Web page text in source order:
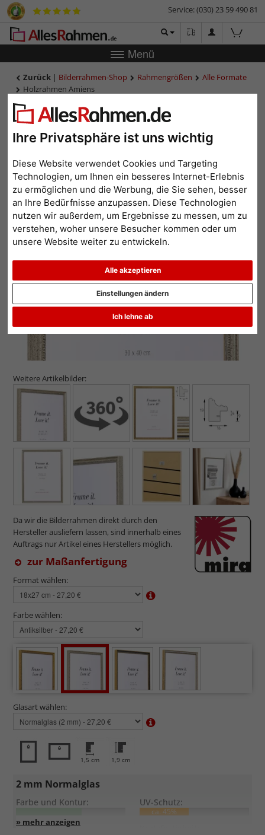
Ihre Privatsphäre ist uns wichtig
Diese Website verwendet Cookies und Targeting
Technologien, um Ihnen ein besseres Internet-Erlebnis
zu ermöglichen und die Werbung, die Sie sehen, besser
an Ihre Bedürfnisse anzupassen. Diese Technologien
nutzen wir außerdem, um Ergebnisse zu messen, um zu
verstehen, woher unsere Besucher kommen oder um
unsere Website weiter zu entwickeln.
Alle akzeptieren
Ich lehne ab
Einstellungen ändern
Service: (030) 23 59 490 81
Menü
Zurück | Bilderrahmen-Shop Rahmengrößen
Alle Formate
Holzrahmen Amiens
Holzrahmen Amiens
Zurück
Weitere Artikelbilder:
Da wir die Bilderrahmen direkt durch den
Hersteller ausliefern lassen, sind innerhalb eines
Auftrags nur Artikel eines Herstellers möglich.
zur Maßanfertigung
Format wählen:
Farbe wählen:
Glasart wählen:
1,5 cm 1,9 cm
2 mm Normalglas
Farbe und Kontur: UV-Schutz:
ca. 45%
Entspiegelung: